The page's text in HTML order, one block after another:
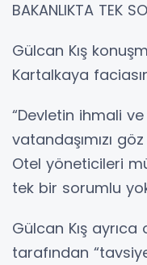
BAKANLIKTA TEK
Gülcan Kış
Kartalkaya
“Devletin ihmali
vatandaşımızı
Otel yöneticileri
tek bir sorumlu
Gülcan Kış ayrıca
tarafından